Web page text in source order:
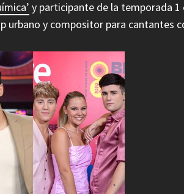
y participante de la temporada 1
urbano y compositor para cantantes